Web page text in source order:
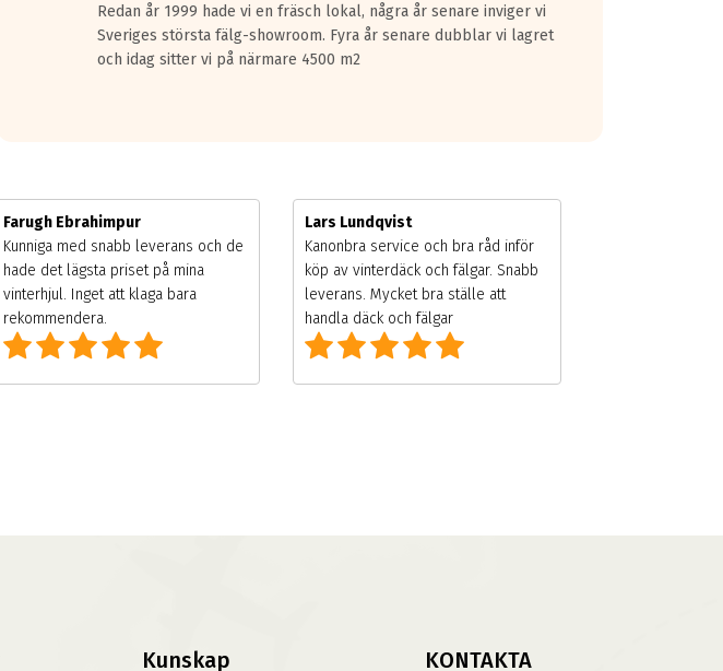
Redan år 1999 hade vi en fräsch lokal, några år senare inviger vi
Sveriges största fälg-showroom. Fyra år senare dubblar vi lagret
och idag sitter vi på närmare 4500 m2
Farugh Ebrahimpur
Kunniga med snabb leverans och de
hade det lägsta priset på mina
vinterhjul. Inget att klaga bara
rekommendera.
Lars Lundqvist
Kanonbra service och bra råd inför
köp av vinterdäck och fälgar. Snabb
leverans. Mycket bra ställe att
handla däck och fälgar
Kunskap KONTAKTA